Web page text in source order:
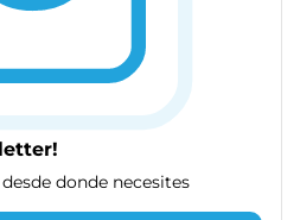
donde necesites